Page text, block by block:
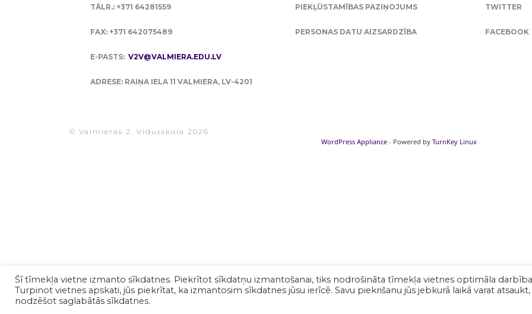
TĀLR.: +371 64281559
FAX: +371 642075489
E-PASTS: V2V@VALMIERA.EDU.LV
ADRESE: RAIŅA IELA 11 VALMIERA, LV-4201
PIEKĻŪSTAMĪBAS PAZIŅOJUMS
PERSONAS DATU AIZSARDZĪBA
TWITTER
FACEBOOK
© Valmieras 2. Vidusskola 2026
Šī tīmekļa vietne izmanto sīkdatnes. Piekrītot sīkdatņu izmantošanai, tiks nodrošināta tīmekļa vietnes optimāla
Turpinot vietnes apskati, jūs piekrītat, ka izmantosim sīkdatnes jūsu ierīcē. Savu piekrišanu jūs jebkurā laikā varat atsaukt,
nodzēšot saglabātās sīkdatnes.
WordPress Appliance - Powered by TurnKey Linux